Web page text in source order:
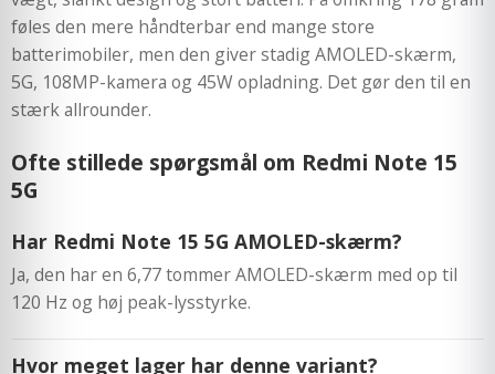
føles den mere håndterbar end mange store
batterimobiler, men den giver stadig AMOLED-skærm,
5G, 108MP-kamera og 45W opladning. Det gør den til en
stærk allrounder.
Ofte stillede spørgsmål om Redmi Note 15
5G
Har Redmi Note 15 5G AMOLED-skærm?
Ja, den har en 6,77 tommer AMOLED-skærm med op til
120 Hz og høj peak-lysstyrke.
Hvor meget lager har denne variant?